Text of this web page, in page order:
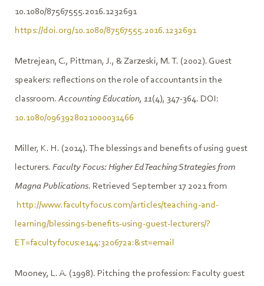
10.1080/87567555.2016.1232691
https://doi.org/10.1080/87567555.2016.1232691
Metrejean, C., Pittman, J., & Zarzeski, M. T. (2002). Guest
speakers: reflections on the role of accountants in the
classroom. Accounting Education, 11(4), 347-364. DOI:
10.1080/0963928021000031466
Miller, K. H. (2014). The blessings and benefits of using guest
lecturers. Faculty Focus: Higher Ed Teaching Strategies from
Magna Publications. Retrieved September 17 2021 from
http://www.facultyfocus.com/articles/teaching-and-
learning/blessings-benefits-using-guest-lecturers/?
ET=facultyfocus:e144:320672a:&st=email
Mooney, L. A. (1998). Pitching the profession: Faculty guest